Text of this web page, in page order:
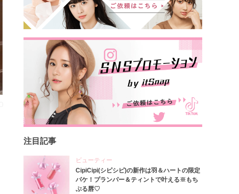
注目記事
ビューティー
CipiCipi(シピシピ)の新作は羽＆ハートの限定
パケ！プランパー＆ティントで叶える※もち
ぷる唇♡